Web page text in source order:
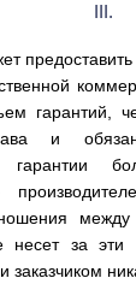
III.
гарантий,
и
гарантии
несет за эти